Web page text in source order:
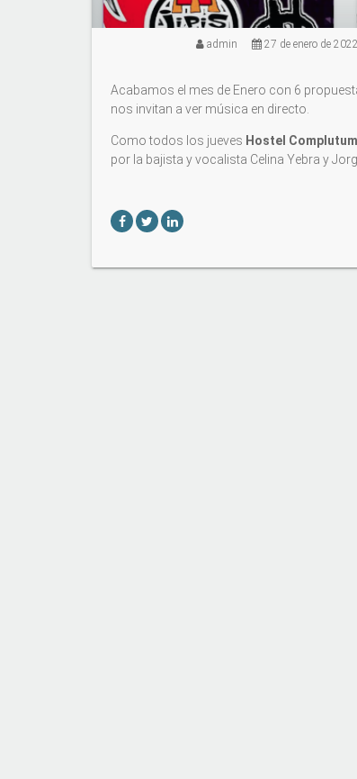
admin 27 de enero de 2022
Acabamos el mes de Enero con 6
nos invitan a ver música en directo.
Como todos los jueves Hostel Complutum
por la bajista y vocalista Celina Yebra y